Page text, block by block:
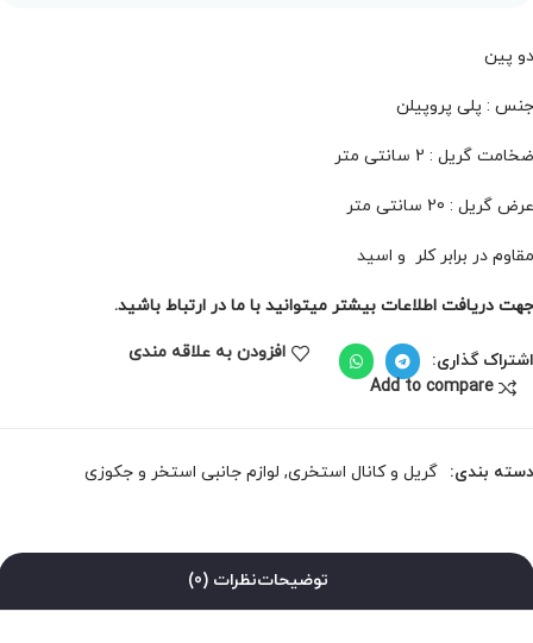
پین
: پلی پروپیلن
گریل : 2 سانتی متر
گریل : 20 سانتی متر
در برابر کلر و اسید
دریافت اطلاعات بیشتر میتوانید با ما در ارتباط باشید.
گذاری:
افزودن به علاقه مندی
Add to compare
بندی: گریل و کانال استخری, لوازم جانبی استخر و جکوزی
توضیحاتنظرات (0)